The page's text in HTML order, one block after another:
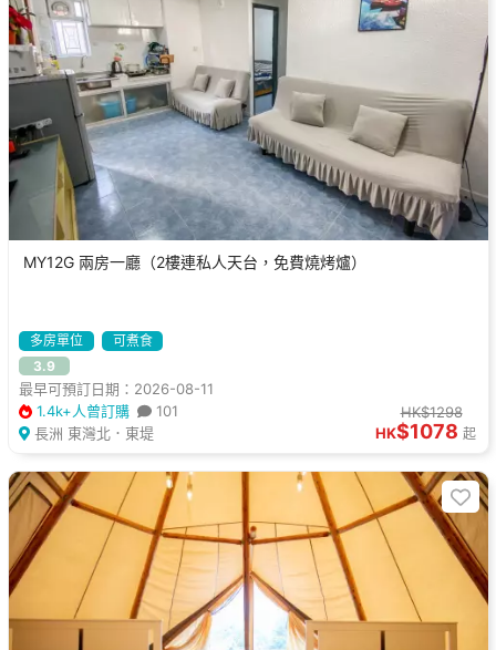
MY12G 兩房一廳（2樓連私人天台，免費燒烤爐）
多房單位
可煮食
3.9
最早可預訂日期：2026-08-11
1.4k+人曾訂購
101
長洲 東灣北．東堤
HK$1298
HK$1078 起